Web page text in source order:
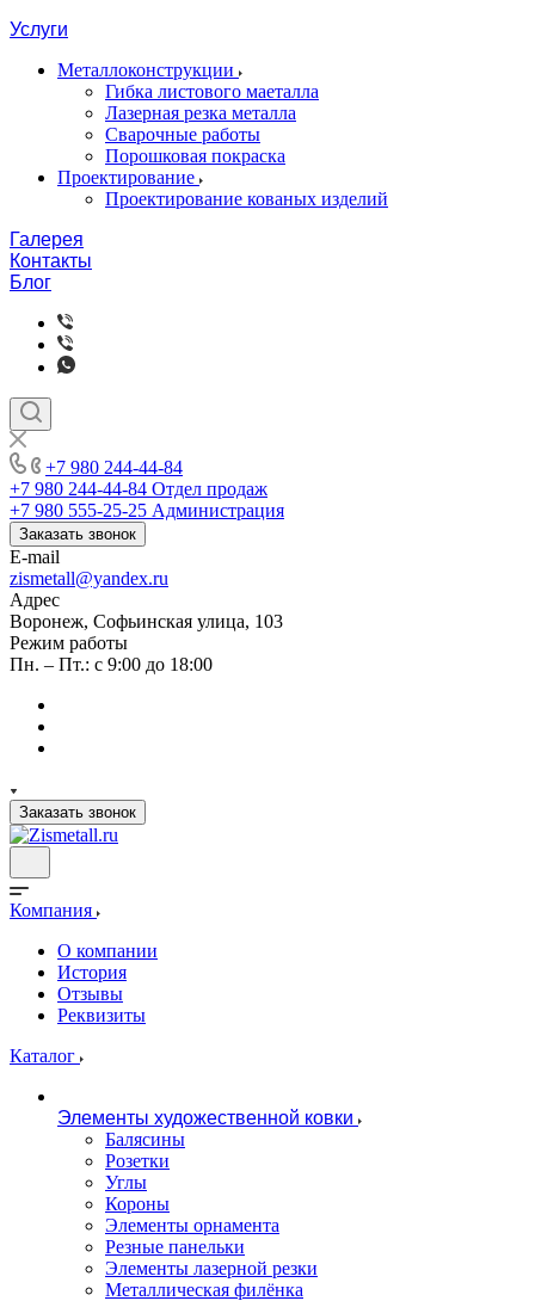
Услуги
Металлоконструкции
Гибка листового маеталла
Лазерная резка металла
Сварочные работы
Порошковая покраска
Проектирование
Проектирование кованых изделий
Галерея
Контакты
Блог
+7 980 244-44-84
+7 980 244-44-84 Отдел продаж
+7 980 555-25-25 Администрация
Заказать звонок
E-mail
zismetall@yandex.ru
Адрес
Воронеж, Софьинская улица, 103
Режим работы
Пн. – Пт.: с 9:00 до 18:00
Заказать звонок
Компания
О компании
История
Отзывы
Реквизиты
Каталог
Элементы художественной ковки
Балясины
Розетки
Углы
Короны
Элементы орнамента
Резные панельки
Элементы лазерной резки
Металлическая филёнка